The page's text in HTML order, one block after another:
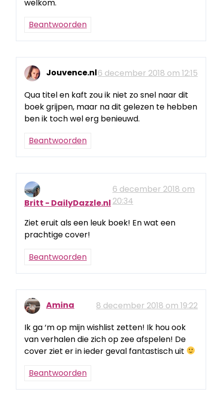
welkom.
Beantwoorden
Jouvence.nl6 december 2018 om 12:15
Qua titel en kaft zou ik niet zo snel naar dit
boek grijpen, maar na dit gelezen te hebben
ben ik toch wel erg benieuwd.
Beantwoorden
Britt - DailyDazzle.nl
6 december 2018 om
20:34
Ziet eruit als een leuk boek! En wat een
prachtige cover!
Beantwoorden
Amina
8 december 2018 om 19:22
Ik ga ‘m op mijn wishlist zetten! Ik hou ook
van verhalen die zich op zee afspelen! De
cover ziet er in ieder geval fantastisch uit
Beantwoorden